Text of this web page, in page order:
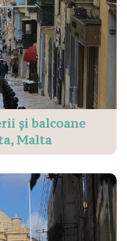
și balcoane
Malta